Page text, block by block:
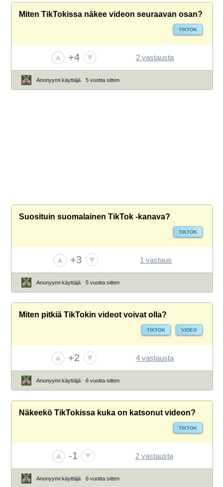
Miten TikTokissa näkee videon seuraavan osan?
TIKTOK
+4 2 vastausta
Anonyymi käyttäjä 5 vuotta sitten
Suosituin suomalainen TikTok -kanava?
TIKTOK
+3 1 vastaus
Anonyymi käyttäjä 5 vuotta sitten
Miten pitkiä TikTokin videot voivat olla?
TIKTOK VIDEO
+2 4 vastausta
Anonyymi käyttäjä 6 vuotta sitten
Näkeekö TikTokissa kuka on katsonut videon?
TIKTOK
-1 2 vastausta
Anonyymi käyttäjä 6 vuotta sitten